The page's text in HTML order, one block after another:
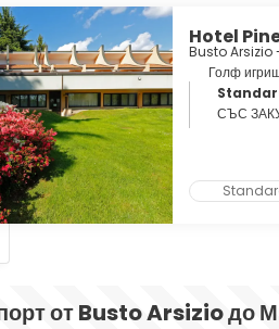
Hotel
Busto Arsizio
Голф
СЪС
от Busto Arsizio до